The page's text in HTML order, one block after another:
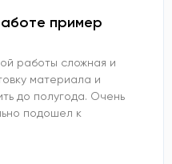
пример
работы сложная и
материала и
до полугода. Очень
подошел к